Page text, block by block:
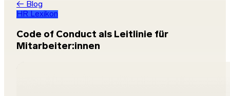
← Blog
HR Lexikon
Code of Conduct als Leitlinie für
Mitarbeiter:innen